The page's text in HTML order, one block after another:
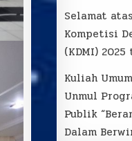
Selamat
Kompetisi
(KDMI)
Kuliah
Unmul
Publik
Dalam